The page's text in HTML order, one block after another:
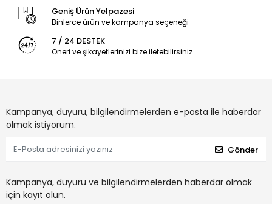
Geniş Ürün Yelpazesi
Binlerce ürün ve kampanya seçeneği
7 / 24 DESTEK
Öneri ve şikayetlerinizi bize iletebilirsiniz.
Kampanya, duyuru, bilgilendirmelerden e-posta ile haberdar
olmak istiyorum.
Gönder
Kampanya, duyuru ve bilgilendirmelerden haberdar olmak
için kayıt olun.